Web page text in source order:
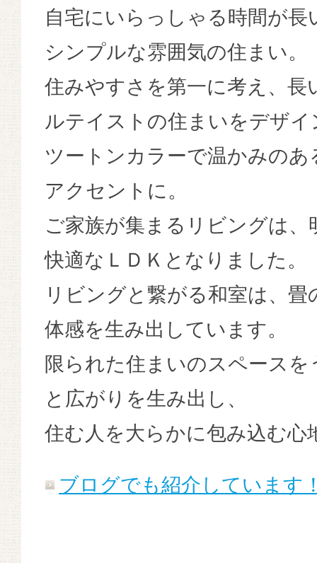
自宅にいらっしゃる時間が
シンプルな雰囲気の住まい。
住みやすさを第一に考え、
ルテイストの住まいをデザ
ツートンカラーで温かみの
アクセントに。
ご家族が集まるリビングは
快適なＬＤＫとなりました。
リビングと繋がる和室は、
体感を生み出しています。
限られた住まいのスペース
と広がりを生み出し、
住む人を大らかに包み込む
ブログでも紹介しています